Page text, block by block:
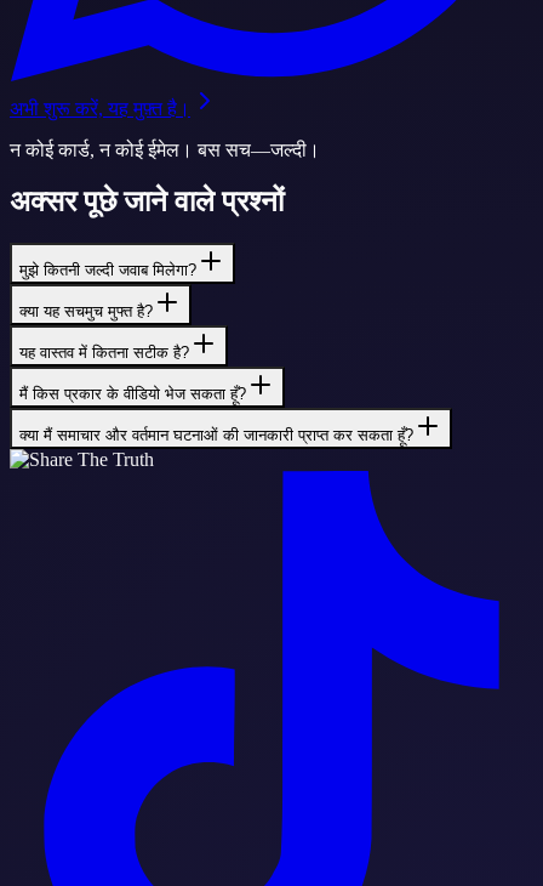
अभी शुरू करें, यह मुफ़्त है।
न कोई कार्ड, न कोई ईमेल। बस सच—जल्दी।
अक्सर पूछे जाने वाले प्रश्नों
मुझे कितनी जल्दी जवाब मिलेगा?
क्या यह सचमुच मुफ्त है?
यह वास्तव में कितना सटीक है?
मैं किस प्रकार के वीडियो भेज सकता हूँ?
क्या मैं समाचार और वर्तमान घटनाओं की जानकारी प्राप्त कर सकता हूँ?